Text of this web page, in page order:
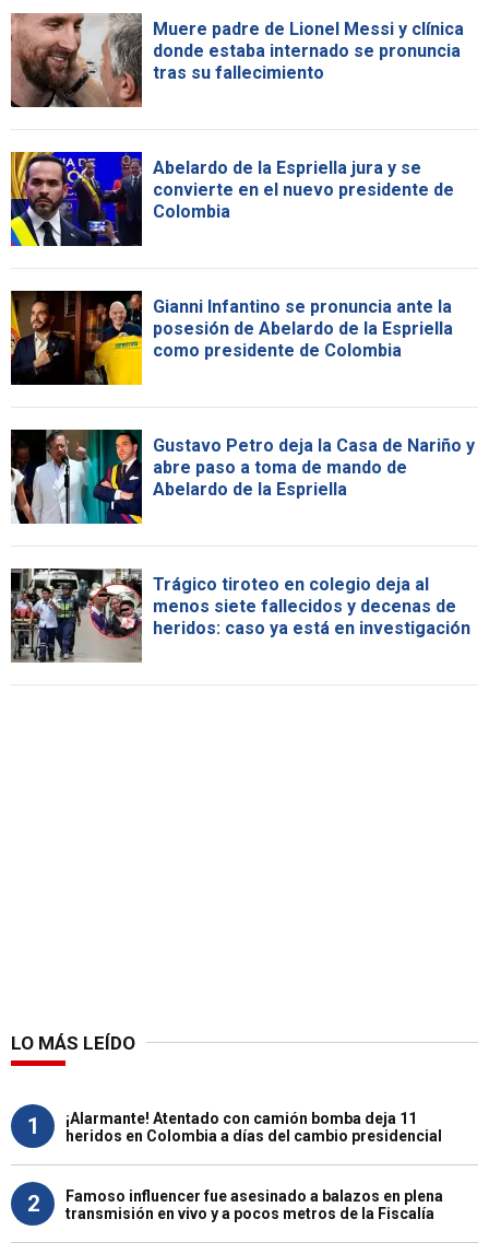
Muere padre de Lionel Messi y clínica
donde estaba internado se pronuncia
tras su fallecimiento
Abelardo de la Espriella jura y se
convierte en el nuevo presidente de
Colombia
Gianni Infantino se pronuncia ante la
posesión de Abelardo de la Espriella
como presidente de Colombia
Gustavo Petro deja la Casa de Nariño y
abre paso a toma de mando de
Abelardo de la Espriella
Trágico tiroteo en colegio deja al
menos siete fallecidos y decenas de
heridos: caso ya está en investigación
LO MÁS LEÍDO
1
¡Alarmante! Atentado con camión bomba deja 11
heridos en Colombia a días del cambio presidencial
2
Famoso influencer fue asesinado a balazos en plena
transmisión en vivo y a pocos metros de la Fiscalía